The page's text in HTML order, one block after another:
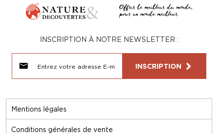
Mentions légales
Conditions générales de vente
INSCRIPTION À NOTRE NEWSLETTER :
INSCRIPTION